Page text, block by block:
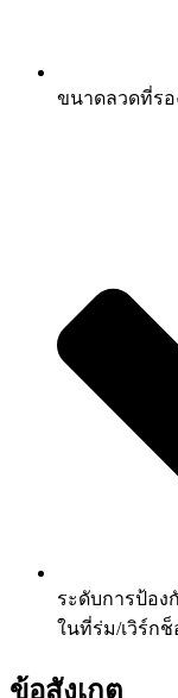
ขนาดลวดที่รอ
ระดับการป้อง
ในที่ร่ม/เวิร์กช็
ข้อสังเกต